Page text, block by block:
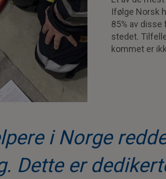
Ifølge Norsk
85% av
stedet.
kommet er
i Norge
Dette er